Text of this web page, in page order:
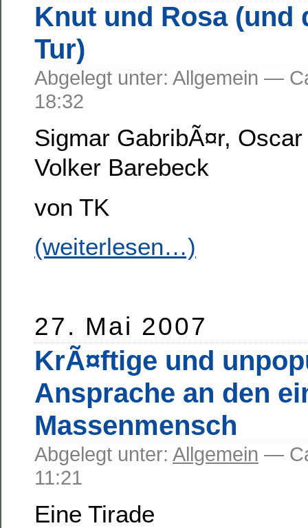
Knut und Rosa (und
Tur)
Abgelegt unter: Allgemein —
18:32
Sigmar GabribÃ¤r,
Volker Barebeck
von TK
(weiterlesen…)
27. Mai 2007
KrÃ¤ftige und
Ansprache an den
Massenmensch
Abgelegt unter: Allgemein —
11:21
Eine Tirade